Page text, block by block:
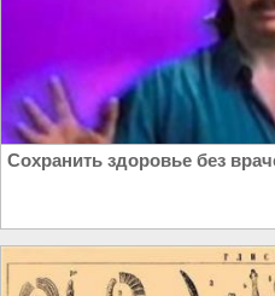
Сохранить здоровье без